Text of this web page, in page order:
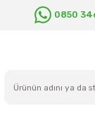
0850